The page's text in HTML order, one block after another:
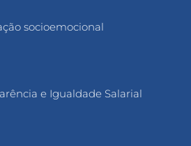
socioemocional
e Igualdade Salarial